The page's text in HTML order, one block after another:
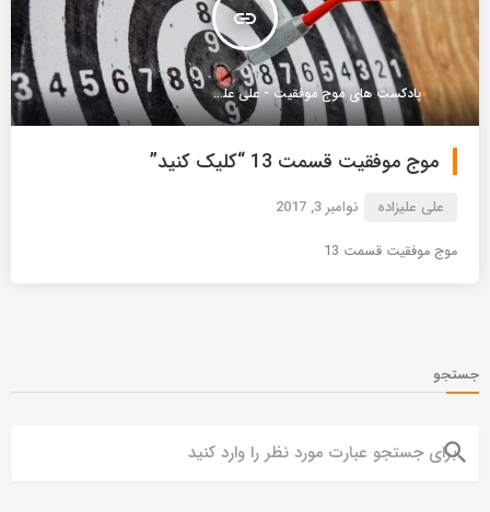
insert_link
پادکست های موج موفقیت - علی علیزاده
موج موفقیت قسمت 13 “کلیک کنید”
علی علیزاده نوامبر 3, 2017
موج موفقیت قسمت 13
جستجو
search